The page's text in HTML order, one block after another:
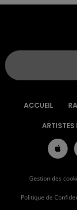
ACCUEIL
Gestion des
Politique de